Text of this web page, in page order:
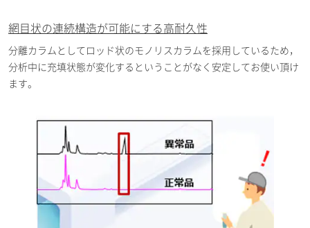
網目状の連続構造が可能にする高耐久性
分離カラムとしてロッド状のモノリスカラムを採用しているため，
分析中に充填状態が変化するということがなく安定してお使い頂け
ます。